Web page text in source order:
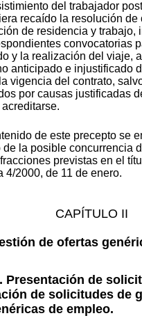
del trabajador
recaído la resolución de
de residencia y trabajo,
convocatorias
y la realización del viaje,
anticipado e injustificado
vigencia del contrato,
por causas justificadas
de este precepto se
de la posible concurrencia
previstas en el
4/2000, de 11 de enero.
CAPÍTULO II
de ofertas
Presentación de
de solicitudes de
de empleo.